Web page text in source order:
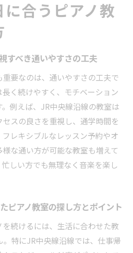
調整がしやすいピアノ教室の
やすいピアノ教室とは何かを
いやすい教室とは
いに便利なJR中央線沿線の特
選ぶピアノ教室の利点と注意
教室がもたらすスケジュール
つかる理想のピアノ教室探し
で比較するピアノ教室の選び
合うピアノ教
すべき通いやすさの工夫
要なのは、通いやすさの工夫で
く続けやすく、モチベーション
例えば、JR中央線沿線の教室は
スの良さを重視し、通学時間を
レキシブルなレッスン予約やオ
な通い方が可能な教室も増えて
しい方でも無理なく音楽を楽し
ピアノ教室の探し方とポイント
続けるには、生活に合わせた教
特にJR中央線沿線では、仕事帰